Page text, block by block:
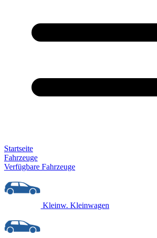
Startseite
Fahrzeuge
Verfügbare Fahrzeuge
Kleinw. Kleinwagen